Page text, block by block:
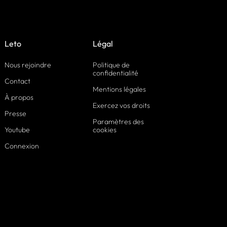
Leto
Nous rejoindre
Contact
À propos
Presse
Youtube
Connexion
Légal
Politique de
confidentialité
Mentions légales
Exercez vos droits
Paramètres des
cookies